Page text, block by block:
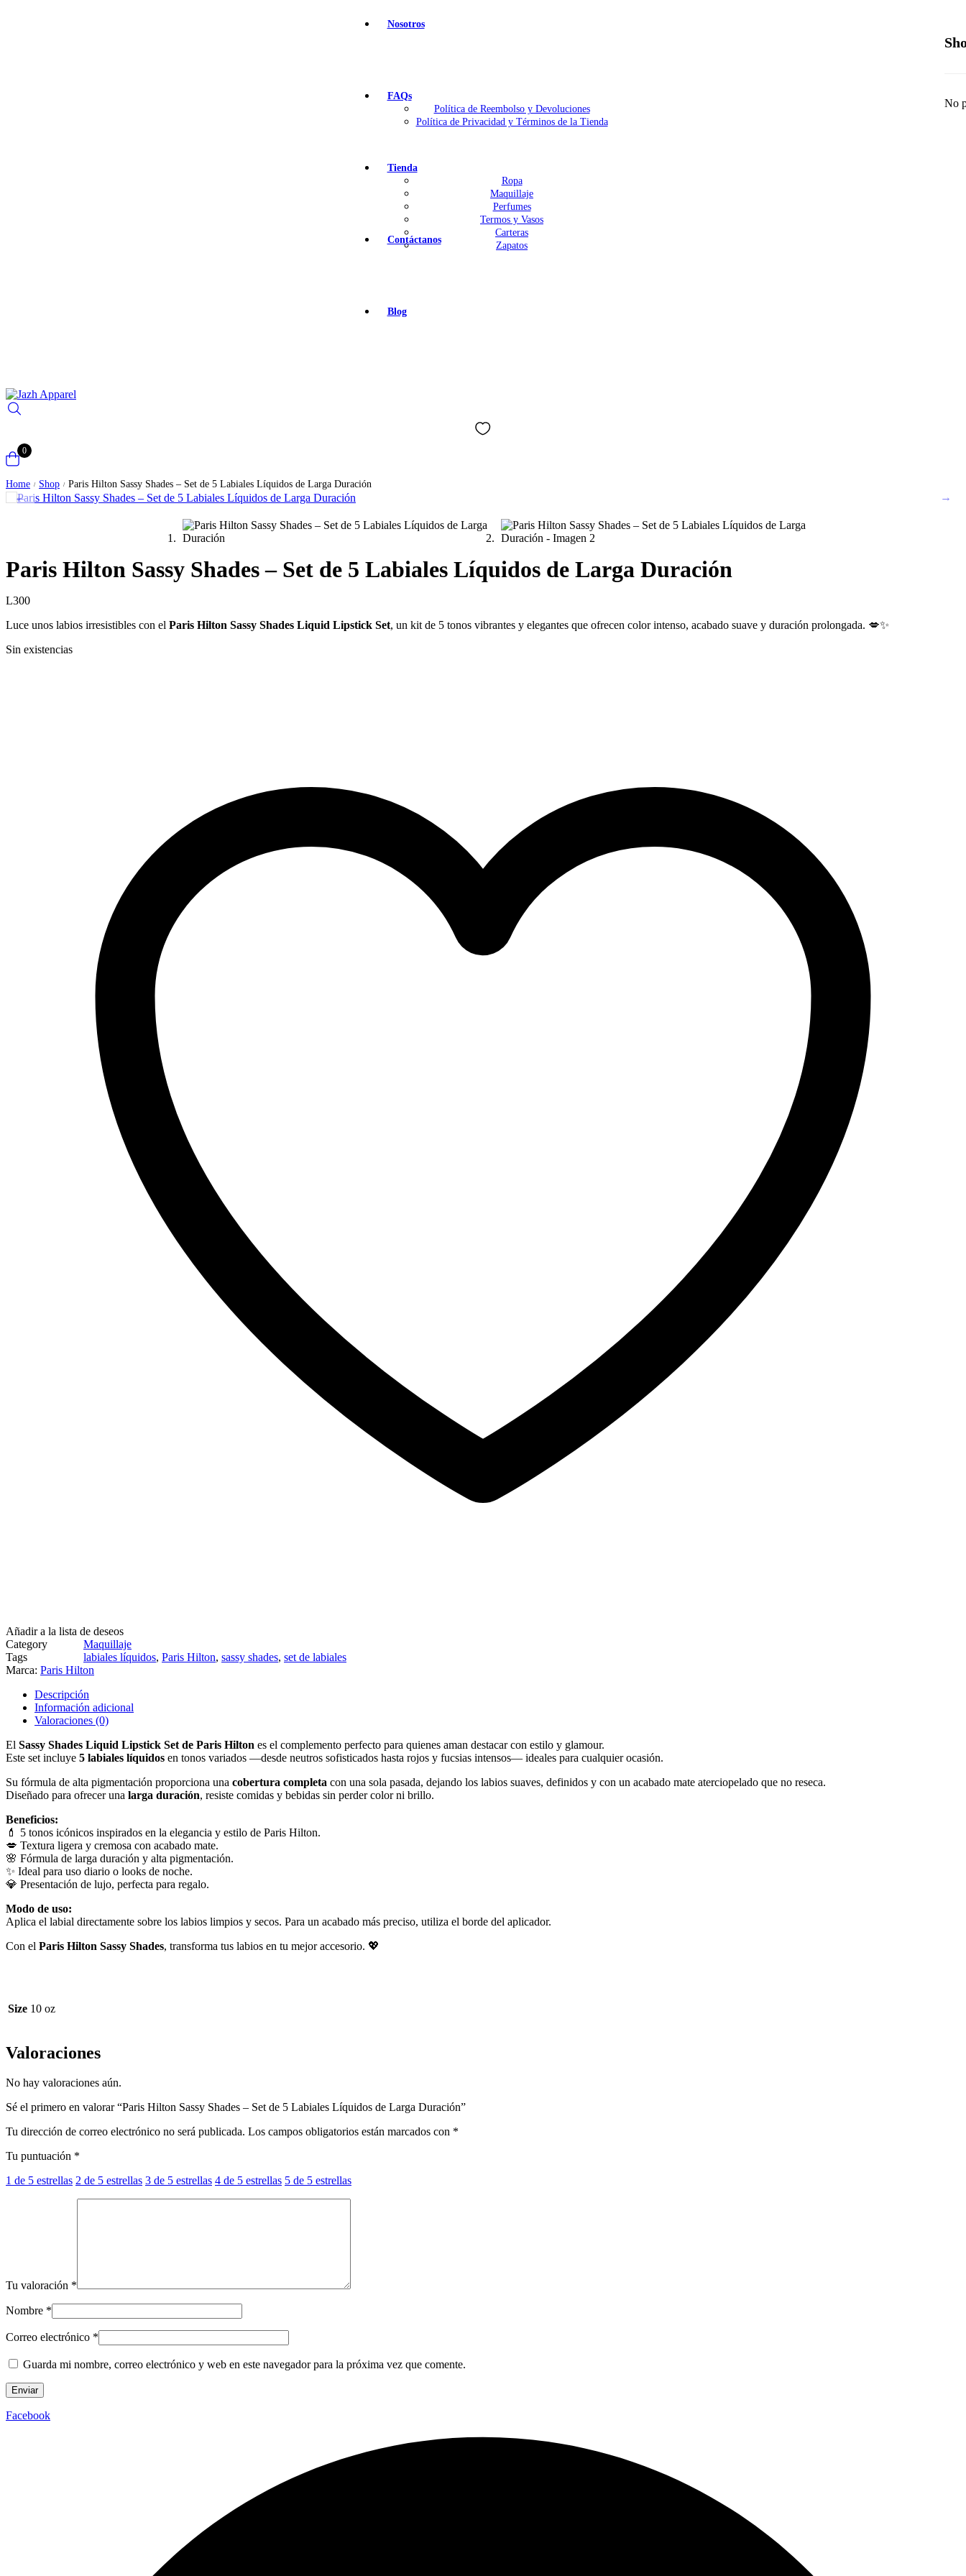
Nosotros
FAQs
Política de Reembolso y Devoluciones
Política de Privacidad y Términos de la Tienda
Tienda
Ropa
Maquillaje
Perfumes
Termos y Vasos
Carteras
Zapatos
Contáctanos
Blog
0
Home / Shop / Paris Hilton Sassy Shades – Set de 5 Labiales Líquidos de Larga Duración
Paris Hilton Sassy Shades – Set de 5 Labiales Líquidos de Larga Duración
L300
Luce unos labios irresistibles con el Paris Hilton Sassy Shades Liquid Lipstick Set, un kit de 5 tonos vibrantes y elegantes que ofrecen color intenso, acabado suave y duración prolongada. 💋✨
Sin existencias
Añadir a la lista de deseos
Category
Maquillaje
Tags
labiales líquidos, Paris Hilton, sassy shades, set de labiales
Marca: Paris Hilton
Descripción
Información adicional
Valoraciones (0)
El Sassy Shades Liquid Lipstick Set de Paris Hilton es el complemento perfecto para quienes aman destacar con estilo y glamour.
Este set incluye 5 labiales líquidos en tonos variados —desde neutros sofisticados hasta rojos y fucsias intensos— ideales para cualquier ocasión.
Su fórmula de alta pigmentación proporciona una cobertura completa con una sola pasada, dejando los labios suaves, definidos y con un acabado mate aterciopelado que no reseca.
Diseñado para ofrecer una larga duración, resiste comidas y bebidas sin perder color ni brillo.
Beneficios:
💄 5 tonos icónicos inspirados en la elegancia y estilo de Paris Hilton.
💋 Textura ligera y cremosa con acabado mate.
🌸 Fórmula de larga duración y alta pigmentación.
✨ Ideal para uso diario o looks de noche.
💎 Presentación de lujo, perfecta para regalo.
Modo de uso:
Aplica el labial directamente sobre los labios limpios y secos. Para un acabado más preciso, utiliza el borde del aplicador.
Con el Paris Hilton Sassy Shades, transforma tus labios en tu mejor accesorio. 💖
Size 10 oz
Valoraciones
No hay valoraciones aún.
Sé el primero en valorar “Paris Hilton Sassy Shades – Set de 5 Labiales Líquidos de Larga Duración”
Tu dirección de correo electrónico no será publicada. Los campos obligatorios están marcados con *
Tu puntuación *
1 de 5 estrellas 2 de 5 estrellas 3 de 5 estrellas 4 de 5 estrellas 5 de 5 estrellas
Tu valoración *
Nombre *
Correo electrónico *
Guarda mi nombre, correo electrónico y web en este navegador para la próxima vez que comente.
Facebook
No